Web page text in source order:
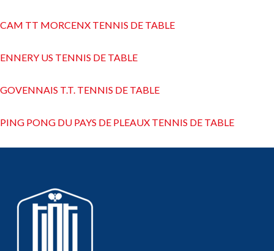
CAM TT MORCENX TENNIS DE TABLE
ENNERY US TENNIS DE TABLE
GOVENNAIS T.T. TENNIS DE TABLE
PING PONG DU PAYS DE PLEAUX TENNIS DE TABLE